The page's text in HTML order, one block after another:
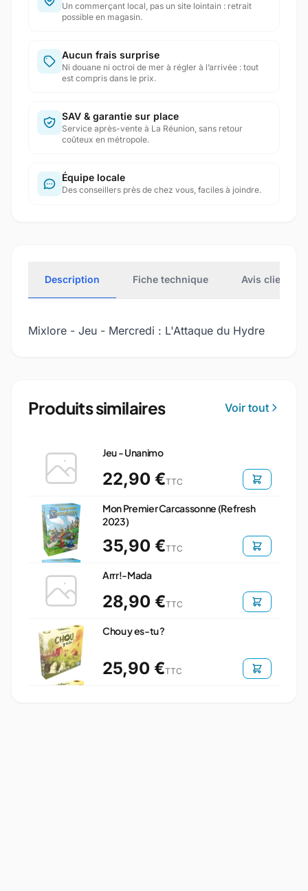
Un commerçant local, pas un site lointain : retrait
possible en magasin.
Aucun frais surprise
Ni douane ni octroi de mer à régler à l’arrivée : tout
est compris dans le prix.
SAV & garantie sur place
Service après-vente à La Réunion, sans retour
coûteux en métropole.
Équipe locale
Des conseillers près de chez vous, faciles à joindre.
Description Fiche technique Avis clients
Mixlore - Jeu - Mercredi : L'Attaque du Hydre
Produits similaires Voir tout
Jeu - Unanimo
22,90 €TTC
Mon Premier Carcassonne (Refresh
2023)
35,90 €TTC
Arrr!-Mada
28,90 €TTC
Chou y es-tu ?
25,90 €TTC